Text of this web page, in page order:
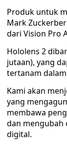
Produk untuk
Mark
dari Vision Pro
Hololens 2
jutaan), yang
tertanam
Kami akan
yang
membawa
dan mengubah
digital.